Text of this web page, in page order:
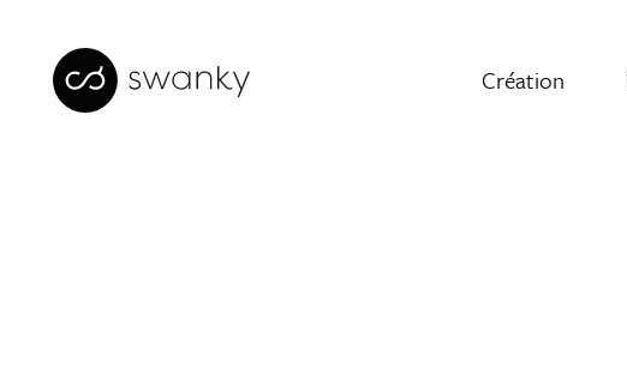
Création